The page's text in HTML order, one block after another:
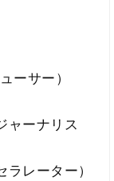
ーサー）
ャーナリス
レーター）